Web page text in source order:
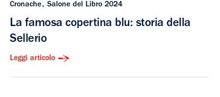
Cronache Salone del Libro 2024
La famosa copertina blu: storia della
Sellerio
Leggi articolo